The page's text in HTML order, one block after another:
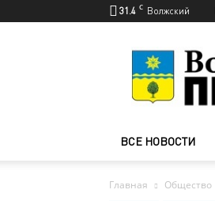
31.4 C Волжский
ВСЕ НОВОСТИ
Главная Общество